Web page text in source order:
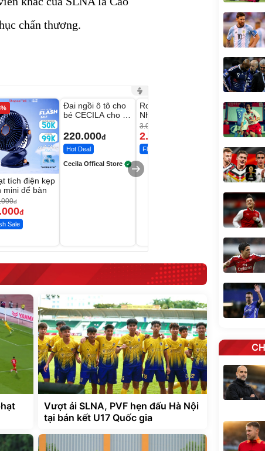
chấn thương.
tích điện kẹp
mini để bàn
đ
đ
Sale
Đai ngồi ô tô cho
bé CECILA cho bé
220.000đ
Hot Deal
Cecila Offical Store
Robot Hút Bụi Lau
Nhà - D2-001 -
Thông Minh
3.000.000
2.200.000
Flash Sale
Unmute
Vali Bamozo
Khung Nhôm
9066 Size
20/24/28
1.000.000đ
825.000đ
Flash Sale
Vượt ải SLNA, PVF hẹn đấu Hà Nội
tại bán kết U17 Quốc gia